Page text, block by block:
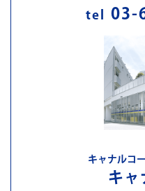
tel 03-
キャナルコ
キャ